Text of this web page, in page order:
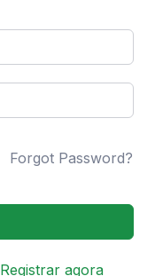
Forgot Password?
Registrar agora